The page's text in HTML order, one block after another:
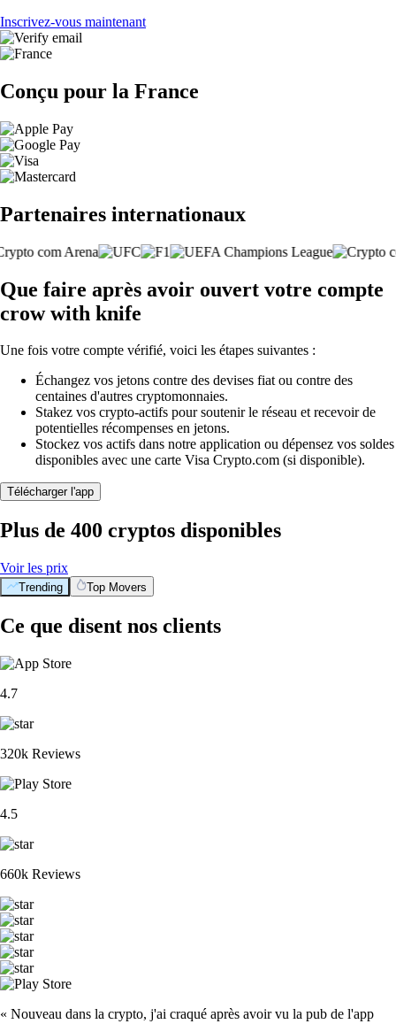
Inscrivez-vous maintenant
Conçu pour la France
Partenaires internationaux
Que faire après avoir ouvert votre compte
crow with knife
Une fois votre compte vérifié, voici les étapes suivantes :
Échangez vos jetons contre des devises fiat ou contre des
centaines d'autres cryptomonnaies.
Stakez vos crypto-actifs pour soutenir le réseau et recevoir de
potentielles récompenses en jetons.
Stockez vos actifs dans notre application ou dépensez vos soldes
disponibles avec une carte Visa Crypto.com (si disponible).
Télécharger l'app
Plus de 400 cryptos disponibles
Voir les prix
Trending Top Movers
Ce que disent nos clients
4.7
320k Reviews
4.5
660k Reviews
« Nouveau dans la crypto, j'ai craqué après avoir vu la pub de l'app